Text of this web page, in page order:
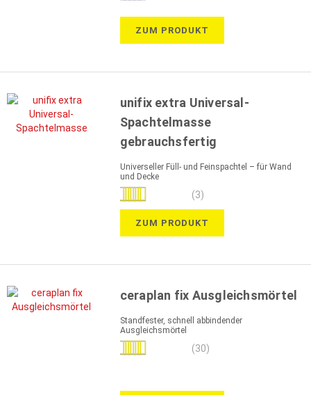
ZUM PRODUKT
unifix extra Universal-
Spachtelmasse
gebrauchsfertig
Universeller Füll- und Feinspachtel – für Wand
und Decke
Bewertung:
100%
(3)
ZUM PRODUKT
ceraplan fix Ausgleichsmörtel
Standfester, schnell abbindender
Ausgleichsmörtel
Bewertung:
(30)